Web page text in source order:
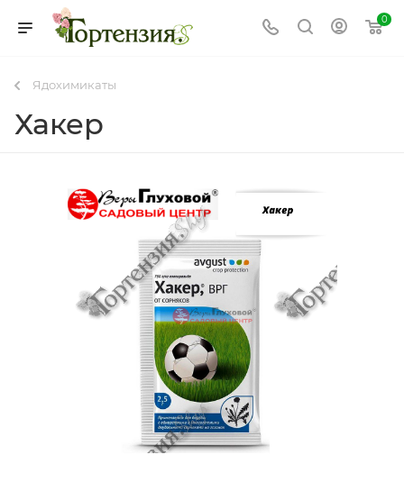
0
Ядохимикаты
Хакер